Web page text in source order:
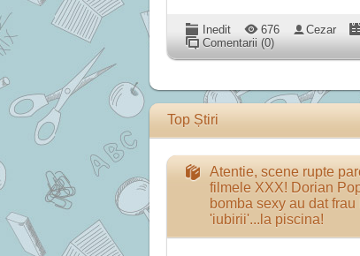
Inedit 676 Cezar
Comentarii (0)
Top Știri
Atentie, scene rupte
filmele XXX! Dorian
bomba sexy au dat frau
'iubirii'...la piscina!